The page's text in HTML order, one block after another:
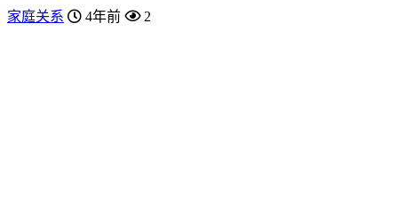
家庭关系 4年前 2